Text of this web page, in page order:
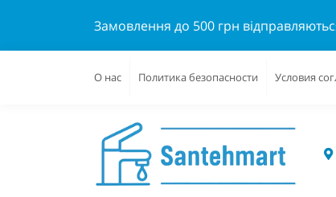
Замовлення до 500 грн
О нас Политика безопасности Условия